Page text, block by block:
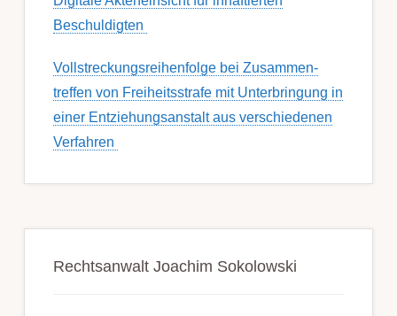
Beschuldigten
Voll­streckungs­­­reihenfolge bei Zusamm­­en­
treffen von Frei­heits­strafe mit Unter­bring­ung in
einer Ent­ziehungs­anstalt aus ver­schied­enen
Ver­fahren
Rechtsanwalt Joachim Sokolowski